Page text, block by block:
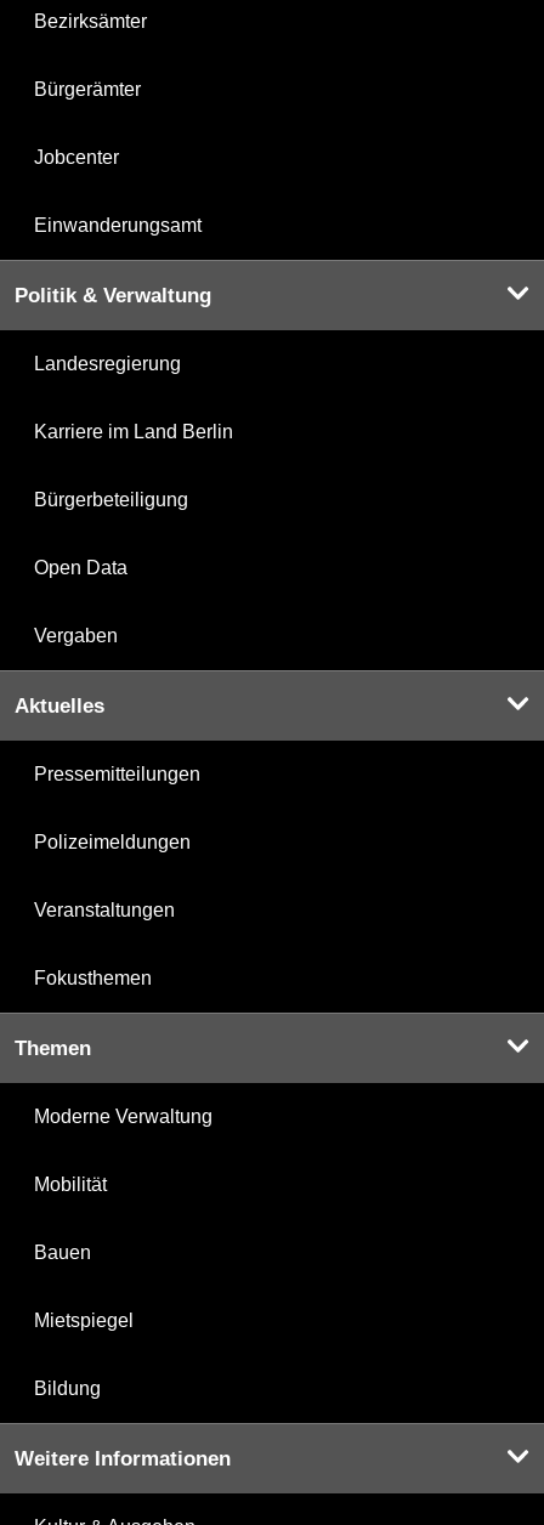
Bezirksämter
Bürgerämter
Jobcenter
Einwanderungsamt
Politik & Verwaltung
Landesregierung
Karriere im Land Berlin
Bürgerbeteiligung
Open Data
Vergaben
Aktuelles
Pressemitteilungen
Polizeimeldungen
Veranstaltungen
Fokusthemen
Themen
Moderne Verwaltung
Mobilität
Bauen
Mietspiegel
Bildung
Weitere Informationen